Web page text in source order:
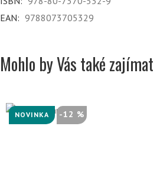
EAN: 9788073705329
Mohlo by Vás také zajímat
NOVINKA -12 %